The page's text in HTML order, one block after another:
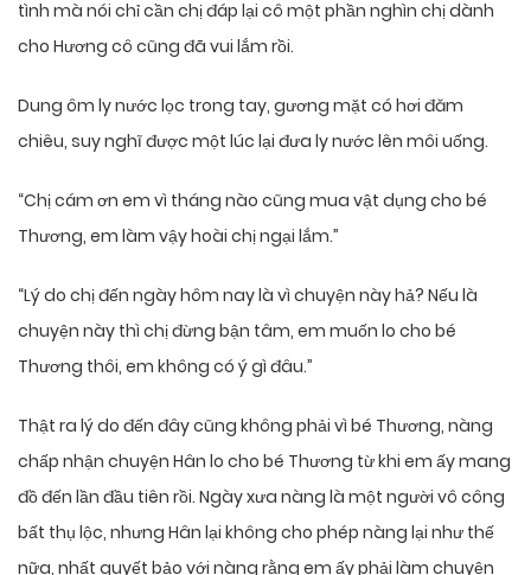
tình mà nói chỉ cần chị đáp lại cô một phần nghìn chị dành
cho Hương cô cũng đã vui lắm rồi.
Dung ôm ly nước lọc trong tay, gương mặt có hơi đăm
chiêu, suy nghĩ được một lúc lại đưa ly nước lên môi uống.
“Chị cám ơn em vì tháng nào cũng mua vật dụng cho bé
Thương, em làm vậy hoài chị ngại lắm.”
“Lý do chị đến ngày hôm nay là vì chuyện này hả? Nếu là
chuyện này thì chị đừng bận tâm, em muốn lo cho bé
Thương thôi, em không có ý gì đâu.”
Thật ra lý do đến đây cũng không phải vì bé Thương, nàng
chấp nhận chuyện Hân lo cho bé Thương từ khi em ấy mang
đồ đến lần đầu tiên rồi. Ngày xưa nàng là một người vô công
bất thụ lộc, nhưng Hân lại không cho phép nàng lại như thế
nữa, nhất quyết bảo với nàng rằng em ấy phải làm chuyện